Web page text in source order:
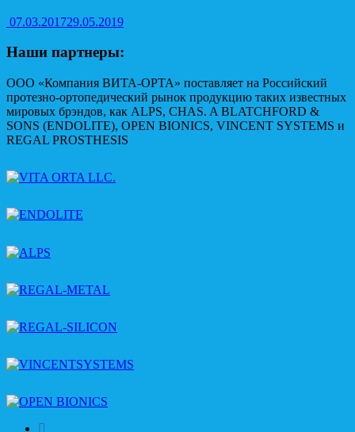
07.03.201729.05.2019
Наши партнеры:
ООО «Компания ВИТА-ОРТА» поставляет на Российский
протезно-ортопедический рынок продукцию таких известных
мировых брэндов, как ALPS, CHAS. A BLATCHFORD &
SONS (ENDOLITE), OPEN BIONICS, VINCENT SYSTEMS и
REGAL PROSTHESIS